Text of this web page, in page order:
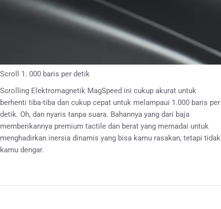
Scroll 1. 000 baris per detik
Scrolling Elektromagnetik MagSpeed ini cukup akurat untuk
berhenti tiba-tiba dan cukup cepat untuk melampaui 1.000 baris per
detik. Oh, dan nyaris tanpa suara. Bahannya yang dari baja
memberikannya premium tactile dan berat yang memadai untuk
menghadirkan inersia dinamis yang bisa kamu rasakan, tetapi tidak
kamu dengar.